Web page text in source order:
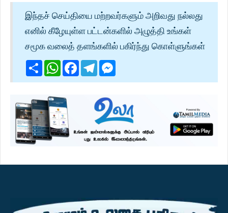
இந்தச் செய்தியை மற்றவர்களும் அறிவது நல்லது
எனில் கீழேயுள்ள பட்டன்களில் அழுத்தி உங்கள்
சமூக வலைத் தளங்களில் பகிர்ந்து கொள்ளுங்கள்
ShareWhatsApp
Facebook
Telegram